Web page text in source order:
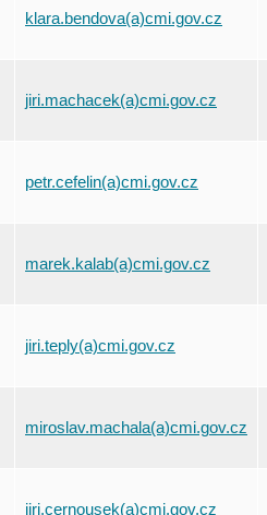
klara.bendova(a)cmi.gov.cz
jiri.machacek(a)cmi.gov.cz
petr.cefelin(a)cmi.gov.cz
marek.kalab(a)cmi.gov.cz
jiri.teply(a)cmi.gov.cz
miroslav.machala(a)cmi.gov.cz
jiri.cernousek(a)cmi.gov.cz